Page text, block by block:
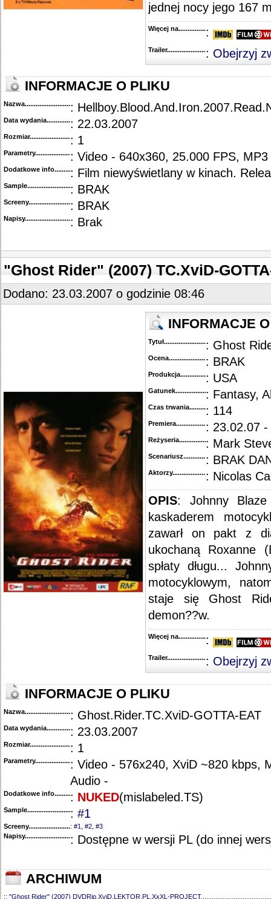
jednej nocy jego 167
Więcej na........................................
:
Trailer...........................................
: Obejrzyj
INFORMACJE O PLIKU
Nazwa.............................................
:
Data wydania......................................
: 22.03.2007
Rozmiar...........................................
: 1
Parametry.........................................: Video - 640x360, 25.000 FPS,
Dodatkowe info....................................: Film niewyświetlany w kinach.
Sample............................................
: BRAK
Screeny...........................................
: BRAK
Napisy............................................
: Brak
"Ghost Rider" (2007) TC.XviD-
Dodano: 23.03.2007 o godzinie 08:46
INFORMACJE
Tytuł............................................
: Ghost
Ocena.............................................
: BRAK
Produkcja.........................................
: USA
Gatunek...........................................
: Fantasy,
Czas trwania......................................
: 114
Premiera..........................................
: 23.02.07
Reżyseria........................................
: Mark
Scenariusz........................................
: BRAK
Aktorzy...........................................
: Nicolas
OPIS: Johnny
kaskaderem
zawarł on pakt z
ukochaną Roxanne
spłaty długu...
motocyklowym,
staje się Ghost
demon??w.
Więcej na........................................
:
Trailer...........................................
: Obejrzyj
INFORMACJE O PLIKU
Nazwa.............................................: Ghost.Rider.TC.XviD-GOTTA-EAT
Data wydania......................................
: 23.03.2007
Rozmiar...........................................
: 1
Parametry.........................................: Video - 576x240, XviD ~820 kbps,
Audio -
Dodatkowe info....................................
: NUKED(mislabeled.TS)
Sample............................................
: #1
Screeny...........................................
: #1 #2 #3
Napisy............................................: Dostępne w wersji PL (do innej
ARCHIWUM
:: "Ghost Rider" (2007) DVDRip.XviD.LEKTOR.PL.XxXL-PROJECT